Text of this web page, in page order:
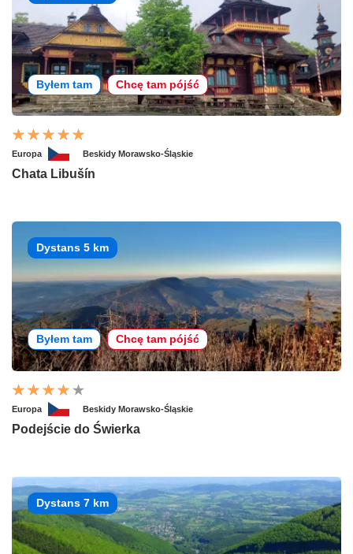
Byłem tam Chcę tam pójść
Europa Beskidy Morawsko-Śląskie
Chata Libušín
Dystans 5 km
Byłem tam Chcę tam pójść
Europa Beskidy Morawsko-Śląskie
Podejście do Świerka
Dystans 7 km